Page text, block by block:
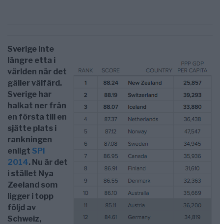
Sverige inte
längre etta i
världen när det
gäller välfärd.
Sverige har
halkat ner från
en första till en
sjätte plats i
rankningen
enligt SPI
2014. Nu är det
i stället Nya
Zeeland som
ligger i topp
följd av
Schweiz,